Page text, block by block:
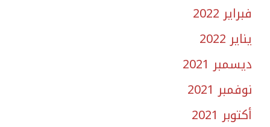
فبراير 2022
يناير 2022
ديسمبر 2021
نوفمبر 2021
أكتوبر 2021